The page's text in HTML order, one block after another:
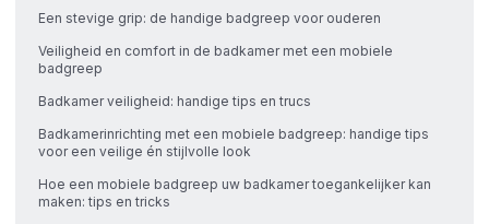
Een stevige grip: de handige badgreep voor ouderen
Veiligheid en comfort in de badkamer met een mobiele
badgreep
Badkamer veiligheid: handige tips en trucs
Badkamerinrichting met een mobiele badgreep: handige tips
voor een veilige én stijlvolle look
Hoe een mobiele badgreep uw badkamer toegankelijker kan
maken: tips en tricks